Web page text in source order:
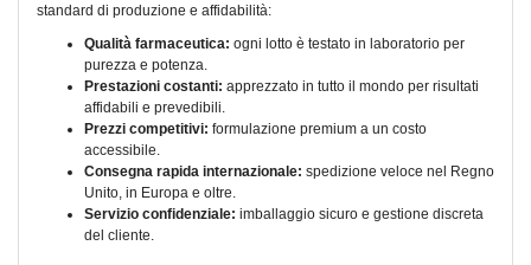
standard di produzione e affidabilità:
Qualità farmaceutica: ogni lotto è testato in laboratorio per
purezza e potenza.
Prestazioni costanti: apprezzato in tutto il mondo per risultati
affidabili e prevedibili.
Prezzi competitivi: formulazione premium a un costo
accessibile.
Consegna rapida internazionale: spedizione veloce nel Regno
Unito, in Europa e oltre.
Servizio confidenziale: imballaggio sicuro e gestione discreta
del cliente.